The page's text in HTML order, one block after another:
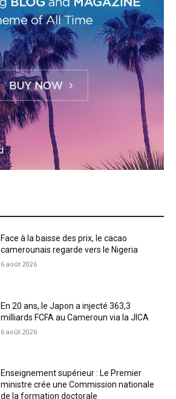
Face à la baisse des prix, le cacao
camerounais regarde vers le Nigeria
6 août 2026
En 20 ans, le Japon a injecté 363,3
milliards FCFA au Cameroun via la JICA
6 août 2026
Enseignement supérieur : Le Premier
ministre crée une Commission nationale
de la formation doctorale